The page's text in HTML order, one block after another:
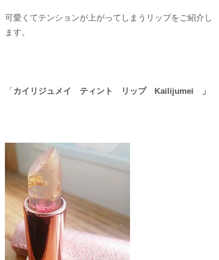
可愛くてテンションが上がってしまうリップをご紹介し
ます。
「 カイリジュメイ ティント リップ Kailijumei 」